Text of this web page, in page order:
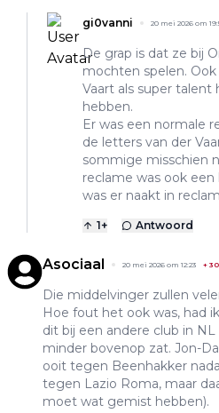
gi0vanni 20 mei 2026 om
De grap is dat ze bij
mochten spelen.
Vaart als super talent
hebben.
Er was een normale
de letters van der
sommige misschien
reclame was ook
was er naakt in
1+ Antwoord
Asociaal 20 mei 2026 om 12:23 +
Die middelvinger zullen
Hoe fout het ook was, had
dit bij een andere club in
minder bovenop zat. Jon-
ooit tegen Beenhakker
tegen Lazio Roma, maar
moet wat gemist hebben).